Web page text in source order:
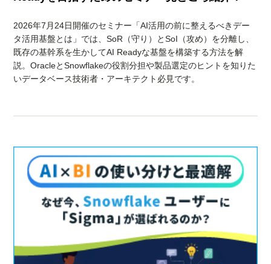
2026年7月24日開催のセミナー「AI活用の前に整えるべきデー
タ活用基盤とは」では、SoR（守り）とSoI（攻め）を分離し、
既存の基幹系を生かしてAI Readyな基盤を構築する方法を解
説。OracleとSnowflakeの役割分担や製品選定のヒントを知りた
いデータベース技術者・アーキテクト必見です。